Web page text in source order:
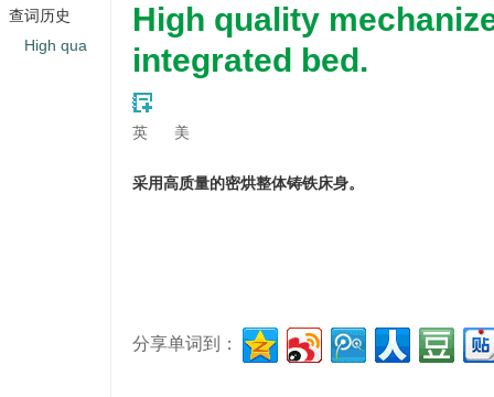
High quality
integrated bed.
英 美
采用高质量的密烘整体铸铁床身。
分享单词到：
查词历史
High qua